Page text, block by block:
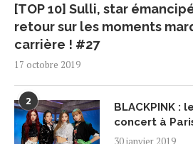
[TOP 10] Sulli, star
retour sur les moments
carrière ! #27
17 octobre 2019
2
BLACKPINK :
concert à